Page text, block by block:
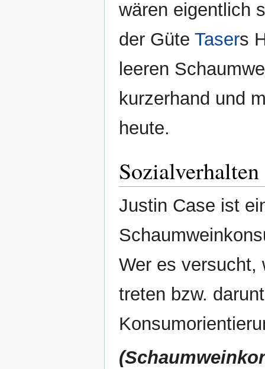
wären eigentlich
der Güte Tasers
leeren
kurzerhand und
heute.
Sozialverhalten
Justin Case ist
Wer es versucht,
treten bzw.